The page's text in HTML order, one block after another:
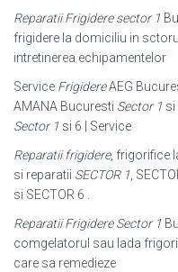
Reparatii Frigidere sector 1
frigidere la domiciliu in
intretinerea echipamentelor
Service FrigidereAEG
AMANA Bucuresti Sector 1 si
Sector 1 si 6 | Service
Reparatii frigidere, frigorifice
si reparatii SECTOR 1,
si SECTOR 6 .
Reparatii Frigidere Sector 1
comgelatorul sau lada
care sa remedieze